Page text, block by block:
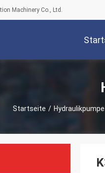
Machinery Co., Ltd.
Startseite /